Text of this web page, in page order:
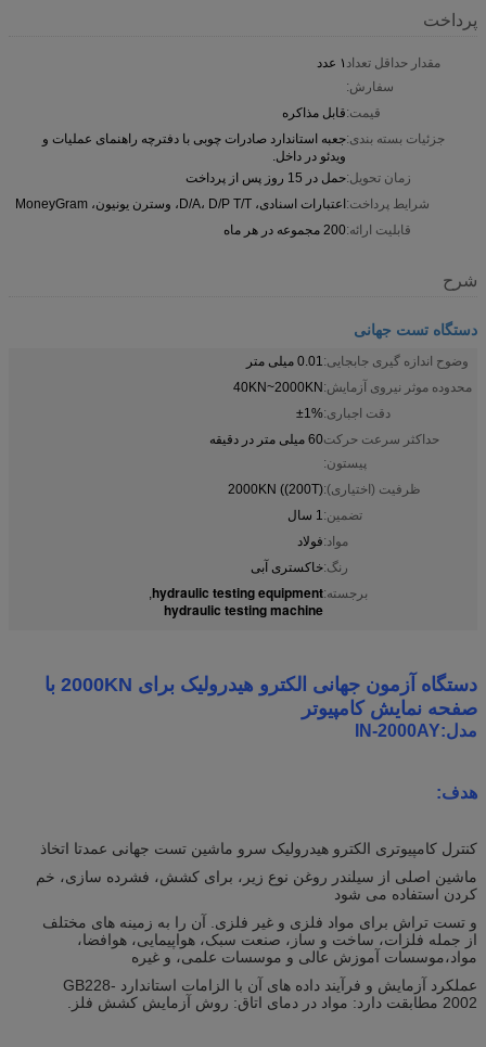
پرداخت
مقدار حداقل تعداد
سفارش:
۱ عدد
قیمت:قابل مذاکره
جزئیات بسته بندی:جعبه استاندارد صادرات چوبی با دفترچه راهنمای عملیات و
ویدئو در داخل.
زمان تحویل:حمل در 15 روز پس از پرداخت
شرایط پرداخت:اعتبارات اسنادی، D/A، D/P T/T، وسترن یونیون، MoneyGram
قابلیت ارائه:200 مجموعه در هر ماه
شرح
دستگاه تست جهانی
وضوح اندازه گیری جابجایی:0.01 میلی متر
محدوده موثر نیروی آزمایش:40KN~2000KN
دقت اجباری:±1%
حداکثر سرعت حرکت
پیستون:
60 میلی متر در دقیقه
ظرفیت (اختیاری):2000KN ((200T)
تضمین:1 سال
مواد:فولاد
رنگ:خاکستری آبی
برجسته:hydraulic testing equipment
,
hydraulic testing machine
دستگاه آزمون جهانی الکترو هیدرولیک برای 2000KN با
صفحه نمایش کامپیوتر
مدل:IN-2000AY
هدف:
کنترل کامپیوتری الکترو هیدرولیک سرو ماشین تست جهانی عمدتا اتخاذ
ماشین اصلی از سیلندر روغن نوع زیر، برای کشش، فشرده سازی، خم
کردن استفاده می شود
و تست تراش برای مواد فلزی و غیر فلزی. آن را به زمینه های مختلف
از جمله فلزات، ساخت و ساز، صنعت سبک، هواپیمایی، هوافضا،
مواد،موسسات آموزش عالی و موسسات علمی، و غیره
عملکرد آزمایش و فرآیند داده های آن با الزامات استاندارد GB228-
2002 مطابقت دارد: مواد در دمای اتاق: روش آزمایش کشش فلز.